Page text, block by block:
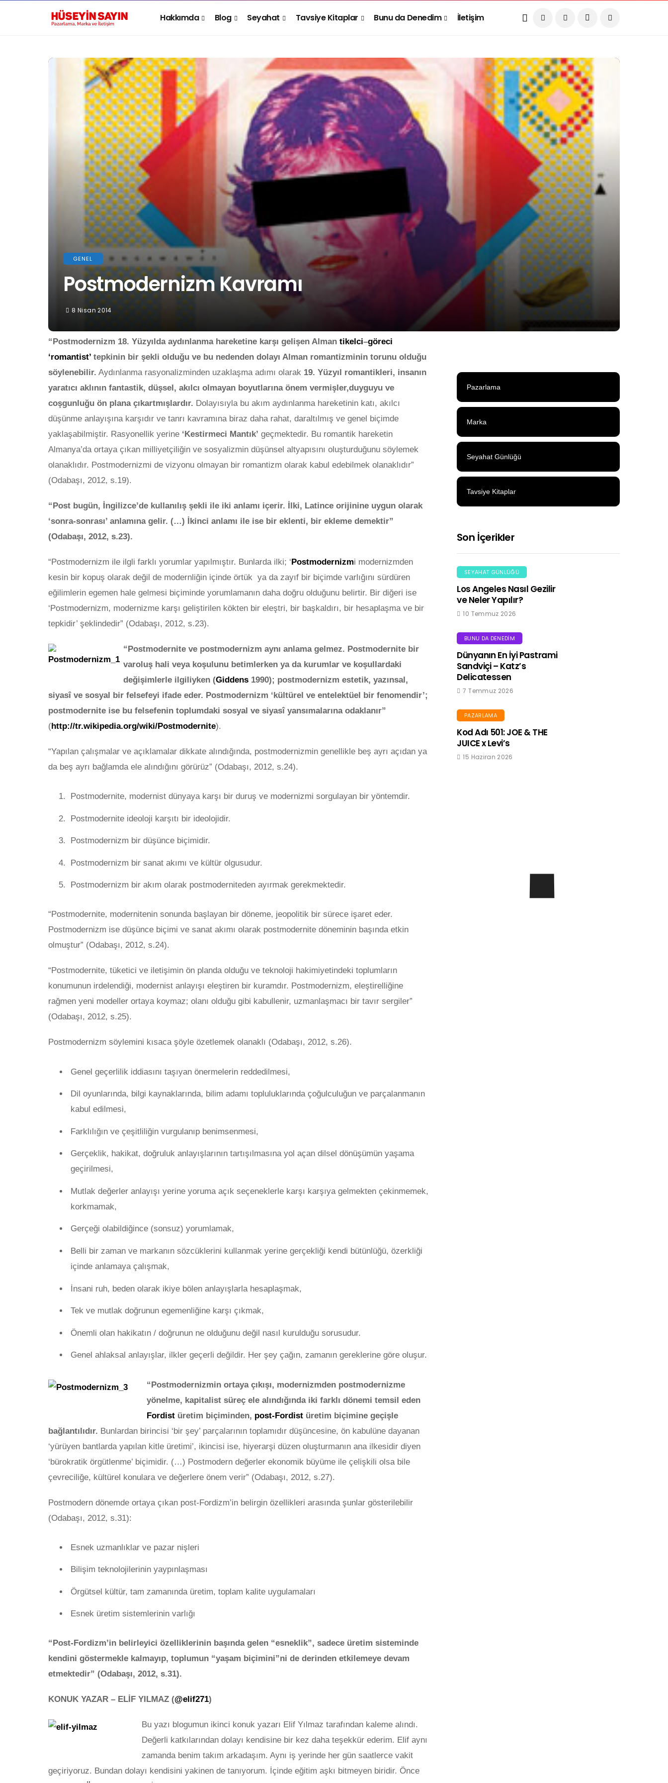
Hakkımda Blog Seyahat Tavsiye Kitaplar Bunu da Denedim İletişim
GENEL
Postmodernizm Kavramı
8 Nisan 2014
“Postmodernizm 18. Yüzyılda aydınlanma hareketine karşı gelişen Alman tikelci–göreci
‘romantist’ tepkinin bir şekli olduğu ve bu nedenden dolayı Alman romantizminin torunu olduğu
söylenebilir. Aydınlanma rasyonalizminden uzaklaşma adımı olarak 19. Yüzyıl romantikleri, insanın
yaratıcı aklının fantastik, düşsel, akılcı olmayan boyutlarına önem vermişler,duyguyu ve
coşgunluğu ön plana çıkartmışlardır. Dolayısıyla bu akım aydınlanma hareketinin katı, akılcı
düşünme anlayışına karşıdır ve tanrı kavramına biraz daha rahat, daraltılmış ve genel biçimde
yaklaşabilmiştir. Rasyonellik yerine ‘Kestirmeci Mantık’ geçmektedir. Bu romantik hareketin
Almanya’da ortaya çıkan milliyetçiliğin ve sosyalizmin düşünsel altyapısını oluşturduğunu söylemek
olanaklıdır. Postmodernizmi de vizyonu olmayan bir romantizm olarak kabul edebilmek olanaklıdır”
(Odabaşı, 2012, s.19).
“Post bugün, İngilizce’de kullanılış şekli ile iki anlamı içerir. İlki, Latince orijinine uygun olarak
‘sonra-sonrası’ anlamına gelir. (…) İkinci anlamı ile ise bir eklenti, bir ekleme demektir”
(Odabaşı, 2012, s.23).
“Postmodernizm ile ilgli farklı yorumlar yapılmıştır. Bunlarda ilki; ‘Postmodernizmi modernizmden
kesin bir kopuş olarak değil de modernliğin içinde örtük ya da zayıf bir biçimde varlığını sürdüren
eğilimlerin egemen hale gelmesi biçiminde yorumlamanın daha doğru olduğunu belirtir. Bir diğeri ise
‘Postmodernizm, modernizme karşı geliştirilen kökten bir eleştri, bir başkaldırı, bir hesaplaşma ve bir
tepkidir’ şeklindedir” (Odabaşı, 2012, s.23).
“Postmodernite ve postmodernizm aynı anlama gelmez. Postmodernite bir
varoluş hali veya koşulunu betimlerken ya da kurumlar ve koşullardaki
değişimlerle ilgiliyken (Giddens 1990); postmodernizm estetik, yazınsal,
siyasî ve sosyal bir felsefeyi ifade eder. Postmodernizm ‘kültürel ve entelektüel bir fenomendir’;
postmodernite ise bu felsefenin toplumdaki sosyal ve siyasî yansımalarına odaklanır”
(http://tr.wikipedia.org/wiki/Postmodernite).
“Yapılan çalışmalar ve açıklamalar dikkate alındığında, postmodernizmin genellikle beş ayrı açıdan ya
da beş ayrı bağlamda ele alındığını görürüz” (Odabaşı, 2012, s.24).
Postmodernite, modernist dünyaya karşı bir duruş ve modernizmi sorgulayan bir yöntemdir.
Postmodernite ideoloji karşıtı bir ideolojidir.
Postmodernizm bir düşünce biçimidir.
Postmodernizm bir sanat akımı ve kültür olgusudur.
Postmodernizm bir akım olarak postmoderniteden ayırmak gerekmektedir.
“Postmodernite, modernitenin sonunda başlayan bir döneme, jeopolitik bir sürece işaret eder.
Postmodernizm ise düşünce biçimi ve sanat akımı olarak postmodernite döneminin başında etkin
olmuştur” (Odabaşı, 2012, s.24).
“Postmodernite, tüketici ve iletişimin ön planda olduğu ve teknoloji hakimiyetindeki toplumların
konumunun irdelendiği, modernist anlayışı eleştiren bir kuramdır. Postmodernizm, eleştirelliğine
rağmen yeni modeller ortaya koymaz; olanı olduğu gibi kabullenir, uzmanlaşmacı bir tavır sergiler”
(Odabaşı, 2012, s.25).
Postmodernizm söylemini kısaca şöyle özetlemek olanaklı (Odabaşı, 2012, s.26).
Genel geçerlilik iddiasını taşıyan önermelerin reddedilmesi,
Dil oyunlarında, bilgi kaynaklarında, bilim adamı topluluklarında çoğulculuğun ve parçalanmanın
kabul edilmesi,
Farklılığın ve çeşitliliğin vurgulanıp benimsenmesi,
Gerçeklik, hakikat, doğruluk anlayışlarının tartışılmasına yol açan dilsel dönüşümün yaşama
geçirilmesi,
Mutlak değerler anlayışı yerine yoruma açık seçeneklerle karşı karşıya gelmekten çekinmemek,
korkmamak,
Gerçeği olabildiğince (sonsuz) yorumlamak,
Belli bir zaman ve markanın sözcüklerini kullanmak yerine gerçekliği kendi bütünlüğü, özerkliği
içinde anlamaya çalışmak,
İnsani ruh, beden olarak ikiye bölen anlayışlarla hesaplaşmak,
Tek ve mutlak doğrunun egemenliğine karşı çıkmak,
Önemli olan hakikatın / doğrunun ne olduğunu değil nasıl kurulduğu sorusudur.
Genel ahlaksal anlayışlar, ilkler geçerli değildir. Her şey çağın, zamanın gereklerine göre oluşur.
“Postmodernizmin ortaya çıkışı, modernizmden postmodernizme
yönelme, kapitalist süreç ele alındığında iki farklı dönemi temsil eden
Fordist üretim biçiminden, post-Fordist üretim biçimine geçişle
bağlantılıdır. Bunlardan birincisi ‘bir şey’ parçalarının toplamıdır düşüncesine, ön kabulüne dayanan
‘yürüyen bantlarda yapılan kitle üretimi’, ikincisi ise, hiyerarşi düzen oluşturmanın ana ilkesidir diyen
‘bürokratik örgütlenme’ biçimidir. (…) Postmodern değerler ekonomik büyüme ile çelişkili olsa bile
çevreciliğe, kültürel konulara ve değerlere önem verir” (Odabaşı, 2012, s.27).
Postmodern dönemde ortaya çıkan post-Fordizm’in belirgin özellikleri arasında şunlar gösterilebilir
(Odabaşı, 2012, s.31):
Esnek uzmanlıklar ve pazar nişleri
Bilişim teknolojilerinin yaypınlaşması
Örgütsel kültür, tam zamanında üretim, toplam kalite uygulamaları
Esnek üretim sistemlerinin varlığı
“Post-Fordizm’in belirleyici özelliklerinin başında gelen “esneklik”, sadece üretim sisteminde
kendini göstermekle kalmayıp, toplumun “yaşam biçimini”ni de derinden etkilemeye devam
etmektedir” (Odabaşı, 2012, s.31).
KONUK YAZAR – ELİF YILMAZ (@elif271)
Bu yazı blogumun ikinci konuk yazarı Elif Yılmaz tarafından kaleme alındı.
Değerli katkılarından dolayı kendisine bir kez daha teşekkür ederim. Elif aynı
zamanda benim takım arkadaşım. Aynı iş yerinde her gün saatlerce vakit
geçiriyoruz. Bundan dolayı kendisini yakinen de tanıyorum. İçinde eğitim aşkı bitmeyen biridir. Önce
Pazarlama
Marka
Seyahat Günlüğü
Tavsiye Kitaplar
Son İçerikler
SEYAHAT GÜNLÜĞÜ
Los Angeles Nasıl Gezilir
ve Neler Yapılır?
10 Temmuz 2026
BUNU DA DENEDIM
Dünyanın En İyi Pastrami
Sandviçi – Katz’s
Delicatessen
7 Temmuz 2026
PAZARLAMA
Kod Adı 501: JOE & THE
JUICE x Levi’s
15 Haziran 2026